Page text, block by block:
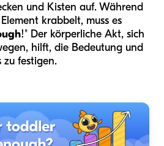
und Kisten auf. Während
krabbelt, muss es
!" Der körperliche Akt, sich
hilft, die Bedeutung und
zu festigen.